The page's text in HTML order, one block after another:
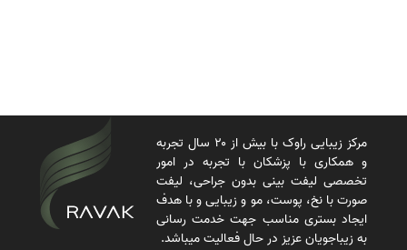
مرکز زیبایی راوک با بیش از ۲۰ سال تجربه
و همکاری با پزشکان با تجربه در امور
تخصصی لیفت بینی بدون جراحی، لیفت
صورت با نخ، پوست، مو و زیبایی و با هدف
ایجاد بستری مناسب جهت خدمت رسانی
به زیباجویان عزیز در حال فعالیت میباشد.